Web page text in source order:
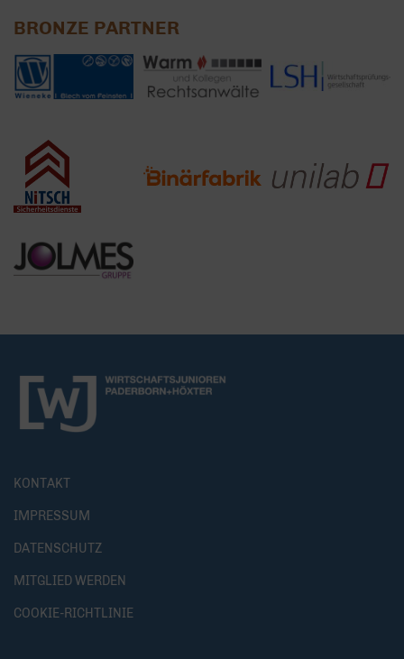
BRONZE PARTNER
KONTAKT
IMPRESSUM
DATENSCHUTZ
MITGLIED WERDEN
COOKIE-RICHTLINIE